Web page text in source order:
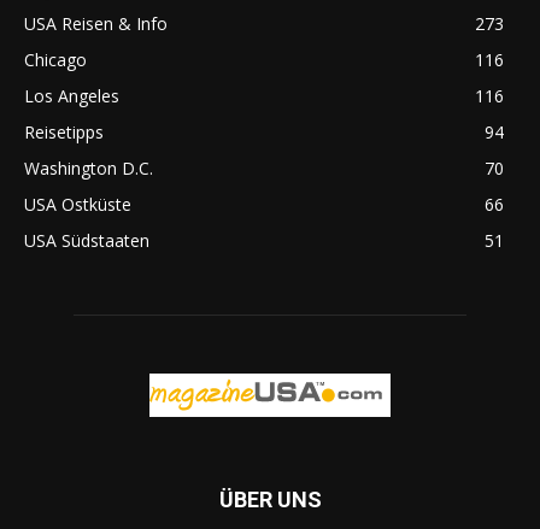
USA Reisen & Info
273
Chicago
116
Los Angeles
116
Reisetipps
94
Washington D.C.
70
USA Ostküste
66
USA Südstaaten
51
ÜBER UNS